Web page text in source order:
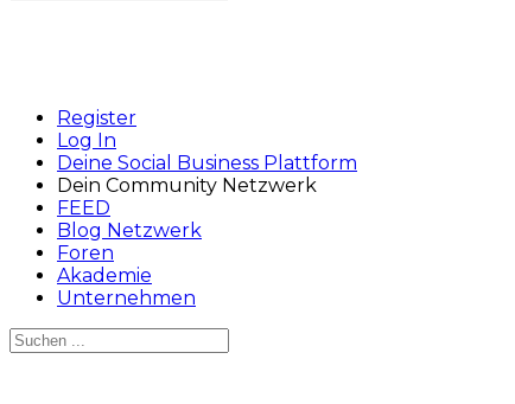
nach:
Register
Log In
Deine Social Business Plattform
Dein Community Netzwerk
FEED
Blog Netzwerk
Foren
Akademie
Unternehmen
Suchen
nach: